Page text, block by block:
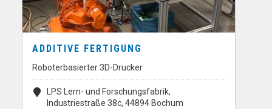
ADDITIVE FERTIGUNG
Roboterbasierter 3D-Drucker
LPS Lern- und Forschungsfabrik,
Industriestraße 38c, 44894 Bochum